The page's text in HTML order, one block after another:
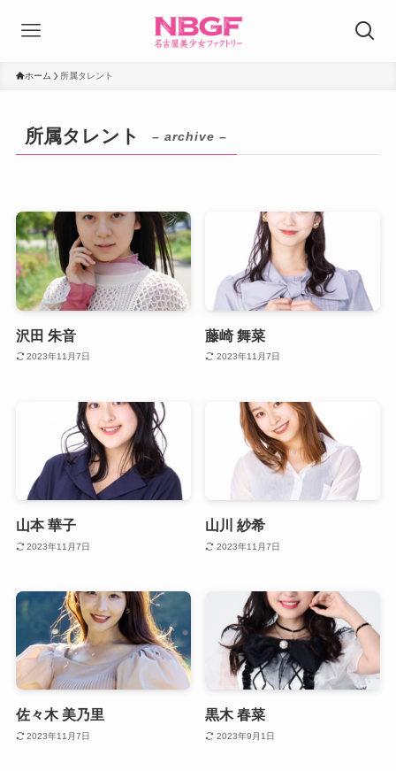
ホーム 所属タレント
所属タレント – archive –
沢田 朱音
2023年11月7日
藤崎 舞菜
2023年11月7日
山本 華子
2023年11月7日
山川 紗希
2023年11月7日
佐々木 美乃里
2023年11月7日
黒木 春菜
2023年9月1日